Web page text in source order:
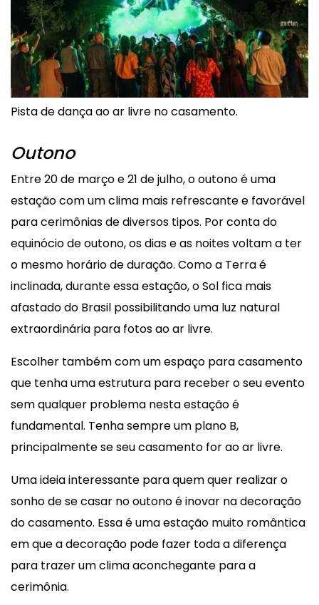
Pista de dança ao ar livre no casamento.
Outono
Entre 20 de março e 21 de julho, o outono é uma
estação com um clima mais refrescante e favorável
para cerimônias de diversos tipos. Por conta do
equinócio de outono, os dias e as noites voltam a ter
o mesmo horário de duração. Como a Terra é
inclinada, durante essa estação, o Sol fica mais
afastado do Brasil possibilitando uma luz natural
extraordinária para fotos ao ar livre.
Escolher também com um espaço para casamento
que tenha uma estrutura para receber o seu evento
sem qualquer problema nesta estação é
fundamental. Tenha sempre um plano B,
principalmente se seu casamento for ao ar livre.
Uma ideia interessante para quem quer realizar o
sonho de se casar no outono é inovar na decoração
do casamento. Essa é uma estação muito romântica
em que a decoração pode fazer toda a diferença
para trazer um clima aconchegante para a
cerimônia.